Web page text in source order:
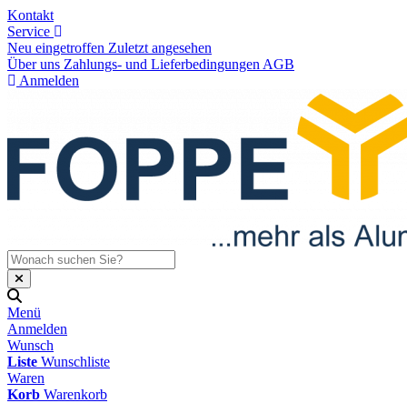
Kontakt
Service
Neu eingetroffen Zuletzt angesehen
Über uns Zahlungs- und Lieferbedingungen AGB
Anmelden
Menü
Anmelden
Wunsch
Liste Wunschliste
Waren
Korb Warenkorb